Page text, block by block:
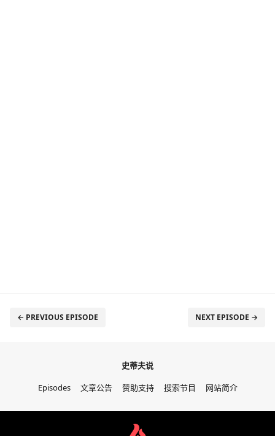
← PREVIOUS EPISODE NEXT EPISODE →
史蒂夫说
Episodes
文章公告 赞助支持 搜索节目 网站简介